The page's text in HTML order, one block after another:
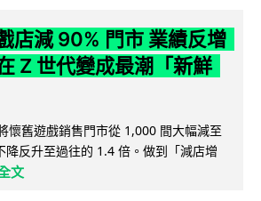
店減 90% 門市 業績反增
Z 世代變成最潮「新鮮
懷舊遊戲銷售門市從 1,000 間大幅減至
降反升至過往的 1.4 倍。做到「減店增
文